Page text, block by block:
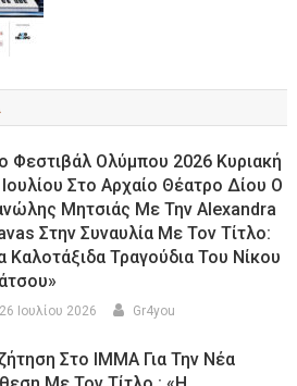
Φεστιβάλ Ολύμπου 2026 Κυριακή
Στο Αρχαίο Θέατρο Δίου Ο
Μητσιάς Με Την Alexandra
Στην Συναυλία Με Τον Τίτλο:
Καλοτάξιδα Τραγούδια Του Νίκου
26 Ιουλίου 2026 Gr4you
Στο ΙΜΜΑ Για Την Νέα